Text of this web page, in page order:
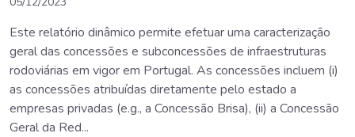
Este relatório dinâmico permite efetuar uma caracterização
geral das concessões e subconcessões de infraestruturas
rodoviárias em vigor em Portugal. As concessões incluem (i)
as concessões atribuídas diretamente pelo estado a
empresas privadas (e.g., a Concessão Brisa), (ii) a Concessão
Geral da Red...